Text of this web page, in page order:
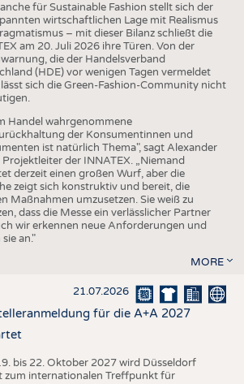
für Sustainable Fashion stellt sich der
wirtschaftlichen Lage mit Realismus
– mit dieser Bilanz schließt die
am 20. Juli 2026 ihre Türen. Von der
die der Handelsverband
(HDE) vor wenigen Tagen vermeldet
sich die Green-Fashion-Community nicht
Handel wahrgenommene
der Konsumentinnen und
ist natürlich Thema", sagt Alexander
Projektleiter der INNATEX. „Niemand
derzeit einen großen Wurf, aber die
zeigt sich konstruktiv und bereit, die
Maßnahmen umzusetzen. Sie weiß zu
dass die Messe ein verlässlicher Partner
wir erkennen neue Anforderungen und
an."
MORE
21.07.2026
für die A+A 2027
bis 22. Oktober 2027 wird Düsseldorf
zum internationalen Treffpunkt für